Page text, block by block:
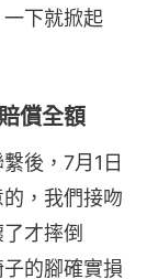
下就掀起
償全額
後，7月1日
，我們接吻
才摔倒
的腳確實損